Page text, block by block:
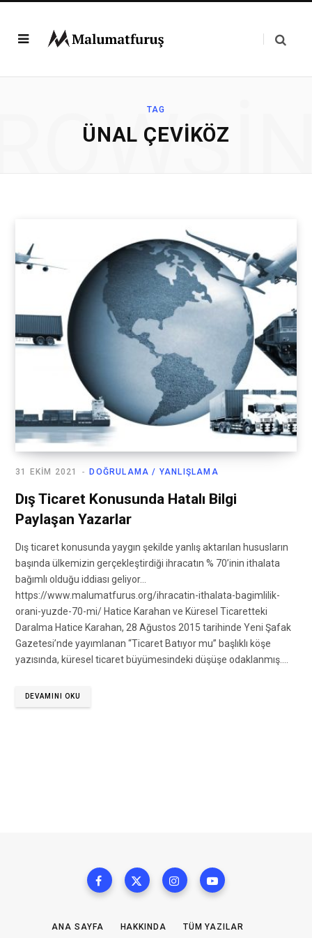
TAG
ÜNAL ÇEVIKÖZ
DOĞRULAMA / YANLIŞLAMA
31 EKIM 2021
Dış Ticaret Konusunda Hatalı Bilgi
Paylaşan Yazarlar
Dış ticaret konusunda yaygın şekilde yanlış aktarılan hususların
başında ülkemizin gerçekleştirdiği ihracatın % 70’inin ithalata
bağımlı olduğu iddiası geliyor…
https://www.malumatfurus.org/ihracatin-ithalata-bagimlilik-
orani-yuzde-70-mi/ Hatice Karahan ve Küresel Ticaretteki
Daralma Hatice Karahan, 28 Ağustos 2015 tarihinde Yeni Şafak
Gazetesi’nde yayımlanan “Ticaret Batıyor mu” başlıklı köşe
yazısında, küresel ticaret büyümesindeki düşüşe odaklanmış.…
DEVAMINI OKU
ANA SAYFA HAKKINDA TÜM YAZILAR